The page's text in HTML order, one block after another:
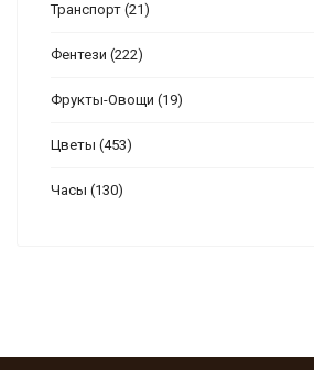
Транспорт (21)
Фентези (222)
Фрукты-Овощи (19)
Цветы (453)
Часы (130)